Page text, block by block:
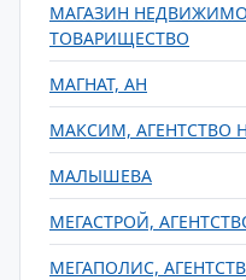
МАГАЗИН
ТОВАРИЩЕСТВО
МАГНАТ, АН
МАКСИМ, АГЕНТСТВО
МАЛЫШЕВА
МЕГАСТРОЙ,
МЕГАПОЛИС,